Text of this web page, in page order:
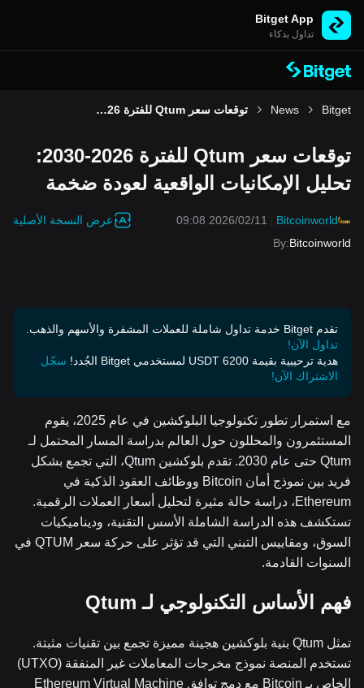
Bitget App
تداول بذكاء
Bitget
News توقعات سعر Qtum للفترة 2026-2030: تحليل الإمكانيات الواقعية لعودة ضخمة
توقعات سعر Qtum للفترة 2026-2030:
تحليل الإمكانيات الواقعية لعودة ضخمة
Bitcoinworld
2026/02/11 09:08
عرض النسخة الأصلية
By:Bitcoinworld
تقدم Bitget خدمة تداول شاملة للعملات المشفرة والأسهم والذهب.
تداول الآن!
هدية ترحيبية بقيمة 6200 USDT لمستخدمي Bitget الجُدد!
سجّل
الاشتراك الآن!
مع استمرار تطور تكنولوجيا البلوكشين في عام 2025، يقوم
المستثمرون والمحللون حول العالم بدراسة المسار المحتمل لـ
Qtum حتى عام 2030. تقدم بلوكشين Qtum، التي تجمع بشكل
فريد بين نموذج أمان Bitcoin ووظائف العقود الذكية في
Ethereum، دراسة حالة مثيرة لتحليل أسعار العملات الرقمية.
تستكشف هذه الدراسة الشاملة الأسس التقنية، وديناميكيات
السوق، ومقاييس التبني التي قد تؤثر على حركة سعر QTUM في
السنوات القادمة.
فهم الأساس التكنولوجي لـ Qtum
تمثل Qtum بنية بلوكشين هجينة مميزة تجمع بين تقنيات مثبتة.
تستخدم المنصة نموذج مخرجات المعاملات غير المنفقة (UTXO)
الخاص بـ Bitcoin مع دمج توافق Ethereum Virtual Machine